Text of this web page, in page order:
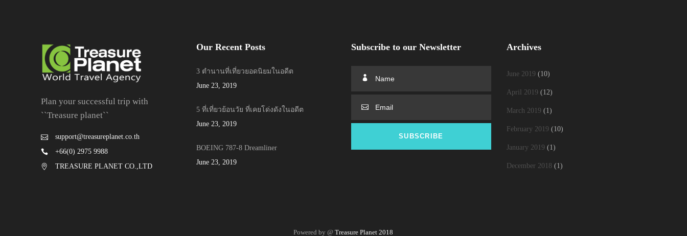
Plan your successful trip with
``Treasure planet``
support@treasureplanet.co.th
+66(0) 2975 9988
TREASURE PLANET CO.,LTD
Our Recent Posts
3 ตำนานที่เที่ยวยอดนิยมในอดีต
June 23, 2019
5 ที่เที่ยวย้อนวัย ที่เคยโด่งดังในอดีต
June 23, 2019
BOEING 787-8 Dreamliner
June 23, 2019
Subscribe to our Newsletter Archives
June 2019 (10)
April 2019 (12)
March 2019 (1)
February 2019 (10)
January 2019 (1)
December 2018 (1)
Powered by @Treasure Planet 2018